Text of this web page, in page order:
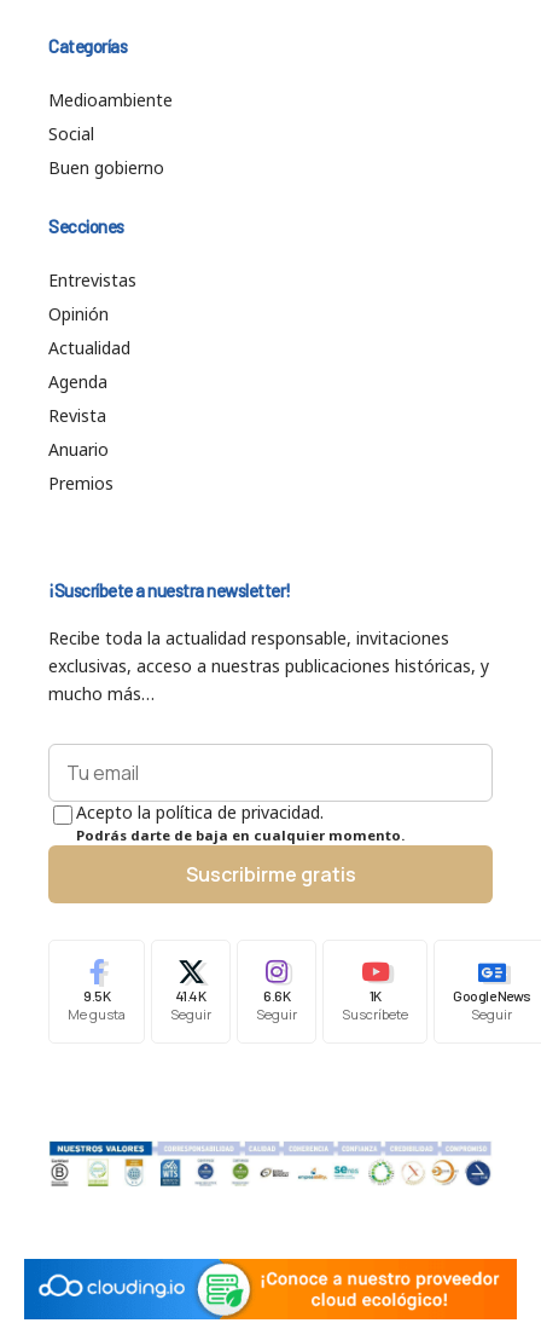
Categorías
Medioambiente
Social
Buen gobierno
Secciones
Entrevistas
Opinión
Actualidad
Agenda
Revista
Anuario
Premios
¡Suscríbete a nuestra newsletter!
Recibe toda la actualidad responsable, invitaciones
exclusivas, acceso a nuestras publicaciones históricas, y
mucho más…
Acepto la política de privacidad.
Podrás darte de baja en cualquier momento.
Suscribirme gratis
9.5K
Me gusta
41.4K
Seguir
6.6K
Seguir
1K
Suscríbete
Google News
Seguir